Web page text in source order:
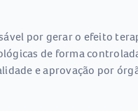
por gerar o efeito
de forma
e aprovação por